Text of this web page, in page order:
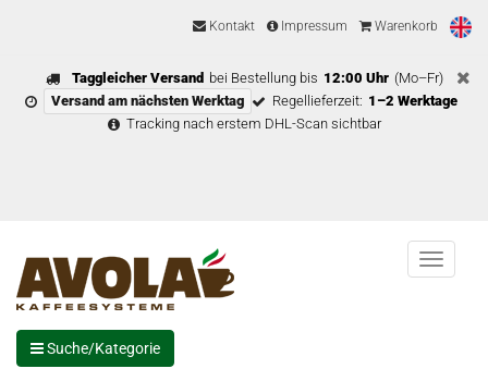
Kontakt Impressum Warenkorb
Taggleicher Versand bei Bestellung bis 12:00 Uhr (Mo–Fr)
Versand am nächsten Werktag
Regellieferzeit: 1–2 Werktage
Tracking nach erstem DHL-Scan sichtbar
Menu
Suche/Kategorie